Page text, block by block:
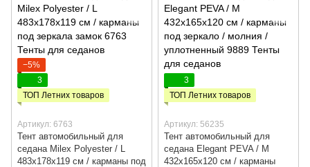
−5%
3
ТОП Летних товаров
Артикул: 6763
Тент автомобильный для
седана Milex Polyester / L
483x178x119 см / карманы под
3
ТОП Летних товаров
Артикул: 56235
Тент автомобильный для
седана Elegant PEVA / М
432x165x120 см / карманы